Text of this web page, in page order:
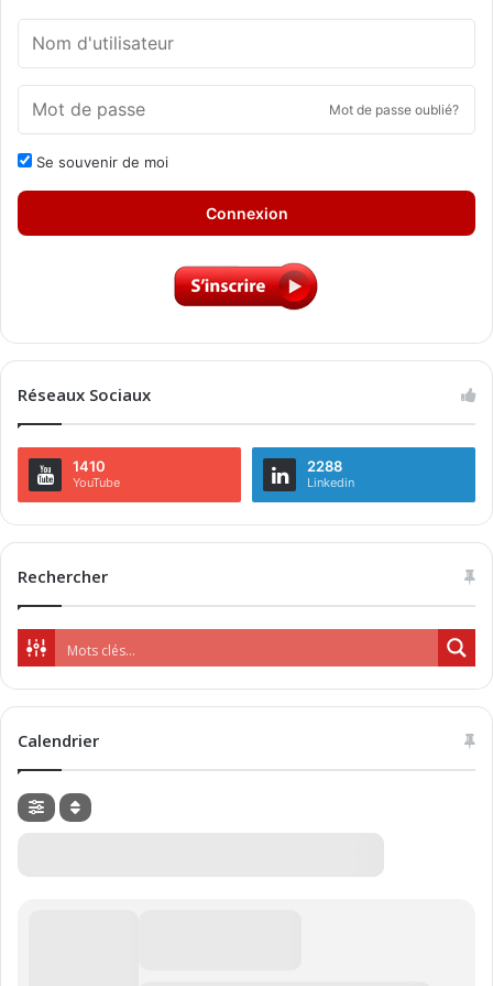
Mot de passe oublié?
Se souvenir de moi
Connexion
Réseaux Sociaux
1410
YouTube
2288
Linkedin
Rechercher
Calendrier